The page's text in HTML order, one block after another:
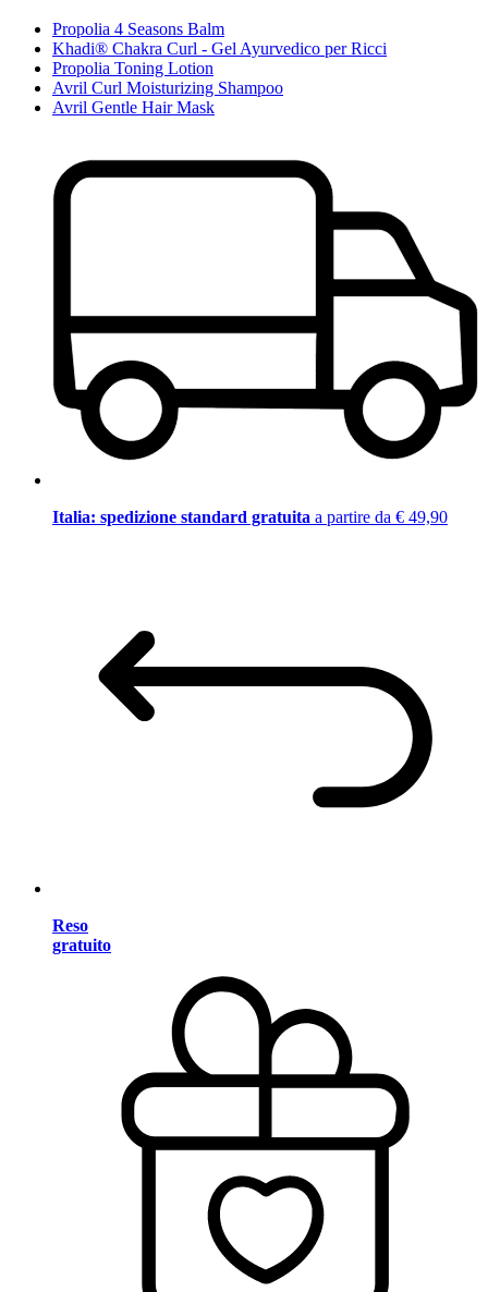
Propolia 4 Seasons Balm
Khadi® Chakra Curl - Gel Ayurvedico per Ricci
Propolia Toning Lotion
Avril Curl Moisturizing Shampoo
Avril Gentle Hair Mask
Italia: spedizione standard gratuita a partire da € 49,90
Reso
gratuito